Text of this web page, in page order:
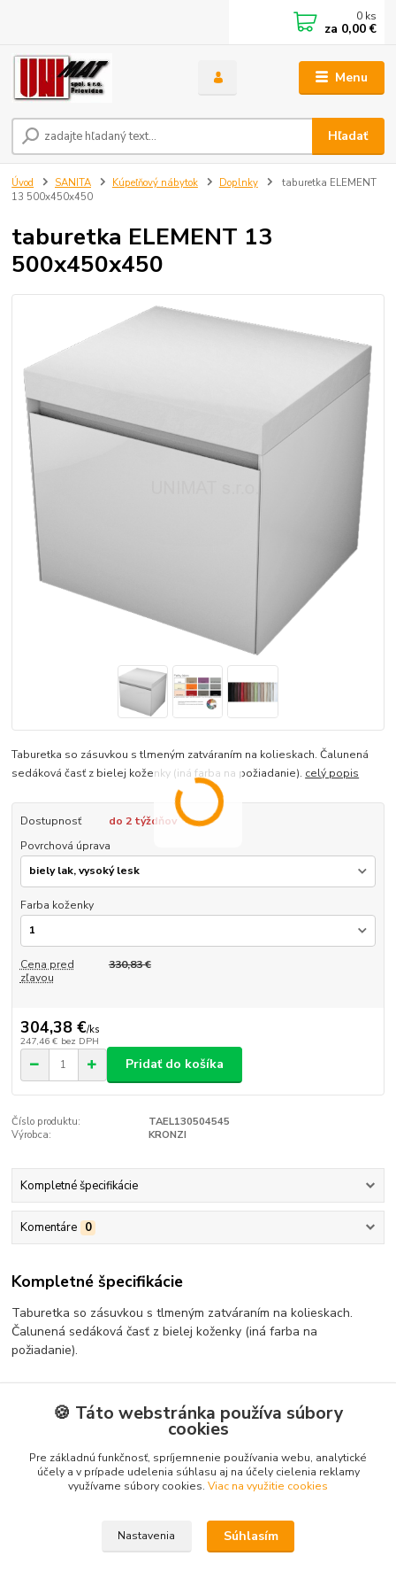
Menu
Hľadať
0 ks
za 0,00 €
Úvod SANITA Kúpeľňový nábytok Doplnky
taburetka ELEMENT
13 500x450x450
taburetka ELEMENT 13
500x450x450
Taburetka so zásuvkou s tlmeným zatváraním na kolieskach. Čalunená
sedáková časť z bielej koženky (iná farba na požiadanie). celý popis
Dostupnosť
do 2 týždňov
Povrchová úprava
Farba koženky
Cena pred
zľavou
330,83 €
304,38 €/ks
247,46 € bez DPH
Pridať do košíka
Číslo produktu:
TAEL130504545
Výrobca:
KRONZI
Kompletné špecifikácie
Komentáre 0
Kompletné špecifikácie
Taburetka so zásuvkou s tlmeným zatváraním na kolieskach.
Čalunená sedáková časť z bielej koženky (iná farba na
požiadanie).
Tovar zaradený v kategóriách
Kúpeľňový nábytok
Doplnky
🍪 Táto webstránka používa súbory
cookies
Pre základnú funkčnosť, spríjemnenie používania webu, analytické
účely a v prípade udelenia súhlasu aj na účely cielenia reklamy
využívame súbory cookies. Viac na využitie cookies
Nastavenia Súhlasím